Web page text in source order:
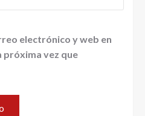
electrónico y web en
próxima vez que